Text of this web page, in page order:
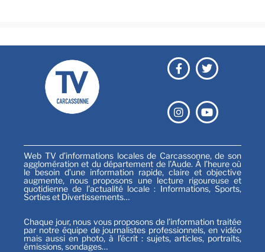
Web TV d’informations locales de Carcassonne, de son
agglomération et du département de l’Aude. À l’heure où
le besoin d’une information rapide, claire et objective
augmente, nous proposons une lecture rigoureuse et
quotidienne de l’actualité locale : Informations, Sports,
Sorties et Divertissements…
Chaque jour, nous vous proposons de l’information traitée
par notre équipe de journalistes professionnels, en vidéo
mais aussi en photo, à l’écrit : sujets, articles, portraits,
émissions, sondages…